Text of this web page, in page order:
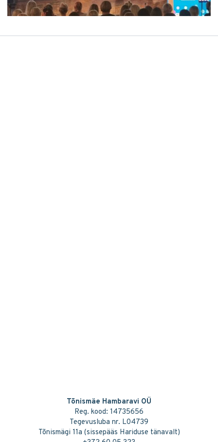
Tõnismäe Hambaravi OÜ
Reg. kood: 14735656
Tegevusluba nr. L04739
Tõnismägi 11a (sissepääs Hariduse tänavalt)